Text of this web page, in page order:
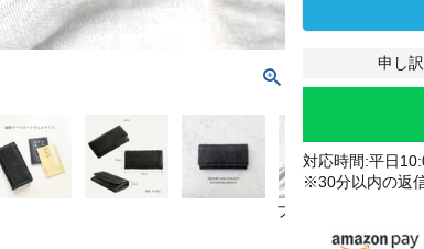
ブラック
申し
対応時間:平日
※30分以内の返